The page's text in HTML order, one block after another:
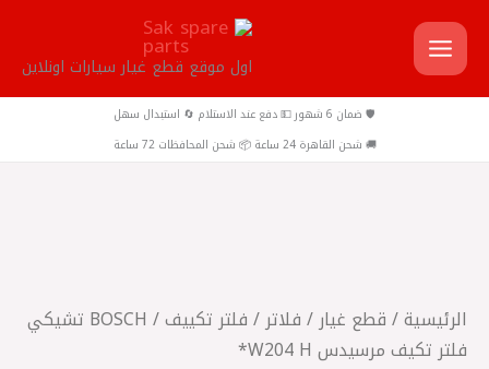
تخطي
إلى
المحتوى
اول موقع قطع غيار سيارات اونلاين
🛡️ ضمان 6 شهور 💵 دفع عند الاستلام 🔄 استبدال سهل
🚚 شحن القاهرة 24 ساعة 📦 شحن المحافظات 72 ساعة
الرئيسية/ قطع غيار/ فلاتر/ فلتر تكييف
/ BOSCH تشيكي
فلتر تكيف مرسيدس W204 H*
تشيكي
فلتر